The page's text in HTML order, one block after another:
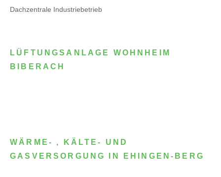
Dachzentrale Industriebetrieb
LÜFTUNGSANLAGE WOHNHEIM
BIBERACH
WÄRME- , KÄLTE- UND
GASVERSORGUNG IN EHINGEN-BERG